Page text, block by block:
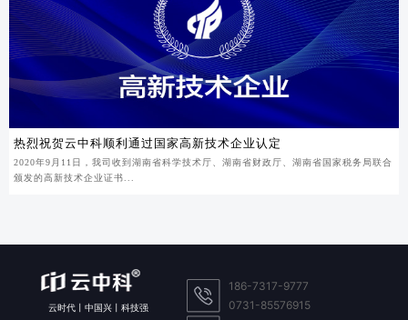
热烈祝贺云中科顺利通过国家高新技术企业认定
2020年9月11日，我司收到湖南省科学技术厅、湖南省财政厅、湖南省国家税务局联合
颁发的高新技术企业证书...
云时代丨中国兴丨科技强
186-7317-9777
0731-85576915